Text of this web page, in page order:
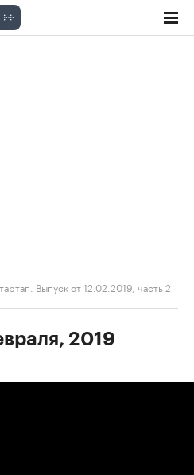
Выпуск от 12.02.2019, часть 2
2019